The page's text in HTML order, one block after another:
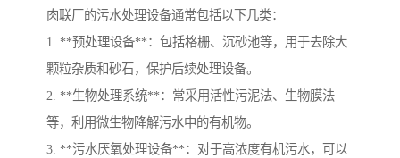
肉联厂的污水处理设备通常包括以下几类：
1. **预处理设备**：包括格栅、沉砂池等，用于去除大
颗粒杂质和砂石，保护后续处理设备。
2. **生物处理系统**：常采用活性污泥法、生物膜法
等，利用微生物降解污水中的有机物。
3. **污水厌氧处理设备**：对于高浓度有机污水，可以